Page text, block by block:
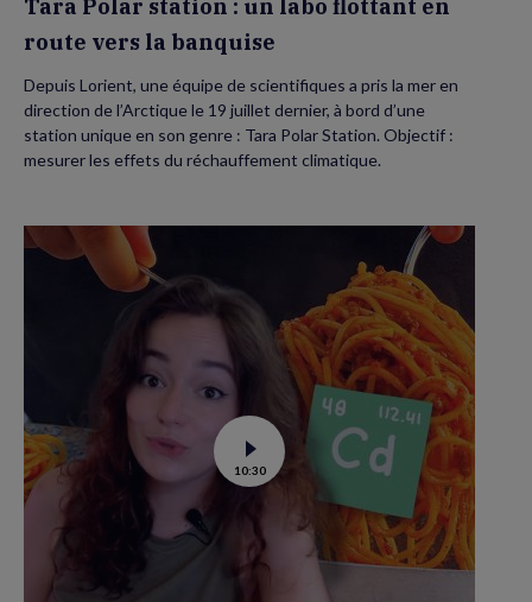
Tara Polar station : un labo flottant en
route vers la banquise
Depuis Lorient, une équipe de scientifiques a pris la mer en
direction de l’Arctique le 19 juillet dernier, à bord d’une
station unique en son genre : Tara Polar Station. Objectif :
mesurer les effets du réchauffement climatique.
Voir
la
vidéo
Contamination
au
cadmium :
ce
10:30